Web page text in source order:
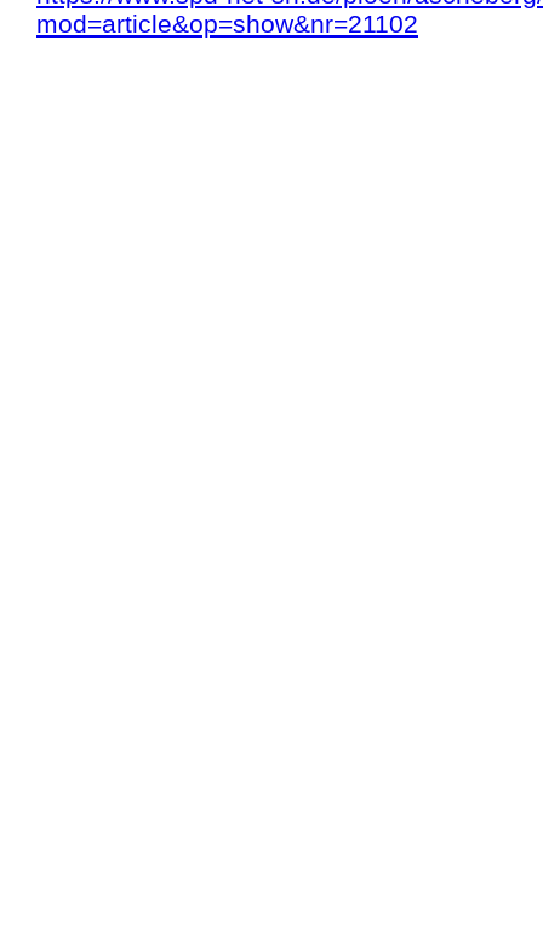
mod=article&op=show&nr=21102